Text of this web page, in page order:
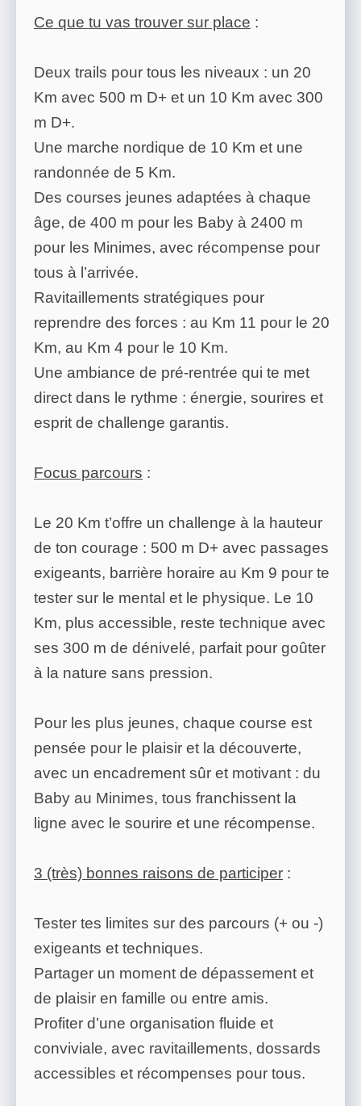
Ce que tu vas trouver sur place :
Deux trails pour tous les niveaux : un 20
Km avec 500 m D+ et un 10 Km avec 300
m D+.
Une marche nordique de 10 Km et une
randonnée de 5 Km.
Des courses jeunes adaptées à chaque
âge, de 400 m pour les Baby à 2400 m
pour les Minimes, avec récompense pour
tous à l’arrivée.
Ravitaillements stratégiques pour
reprendre des forces : au Km 11 pour le 20
Km, au Km 4 pour le 10 Km.
Une ambiance de pré-rentrée qui te met
direct dans le rythme : énergie, sourires et
esprit de challenge garantis.
Focus parcours :
Le 20 Km t’offre un challenge à la hauteur
de ton courage : 500 m D+ avec passages
exigeants, barrière horaire au Km 9 pour te
tester sur le mental et le physique. Le 10
Km, plus accessible, reste technique avec
ses 300 m de dénivelé, parfait pour goûter
à la nature sans pression.
Pour les plus jeunes, chaque course est
pensée pour le plaisir et la découverte,
avec un encadrement sûr et motivant : du
Baby au Minimes, tous franchissent la
ligne avec le sourire et une récompense.
3 (très) bonnes raisons de participer :
Tester tes limites sur des parcours (+ ou -)
exigeants et techniques.
Partager un moment de dépassement et
de plaisir en famille ou entre amis.
Profiter d’une organisation fluide et
conviviale, avec ravitaillements, dossards
accessibles et récompenses pour tous.